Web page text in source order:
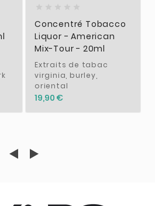
Concentré Tobacco
Liquor - American
Mix-Tour - 20ml
Extraits de tabac
virginia, burley,
oriental
19,90 €